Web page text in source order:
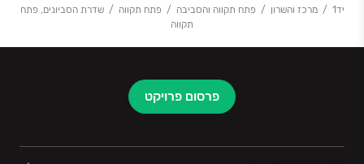
יד1 מרכז והשרון פתח תקווה והסביבה פתח תקווה
שדרת הסביונים, פתח
תקווה
פרסום פרויקט